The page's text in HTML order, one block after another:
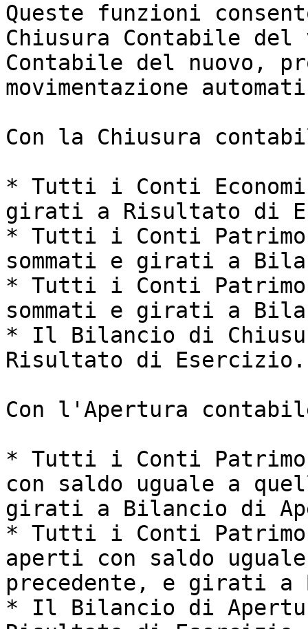
Queste funzioni
Chiusura Contabile del
Contabile del nuovo,
movimentazione
Con la Chiusura
* Tutti i Conti
girati a Risultato di
* Tutti i Conti
sommati e girati a
* Tutti i Conti
sommati e girati a
* Il Bilancio di
Risultato di Esercizio.
Con l'Apertura
* Tutti i Conti
con saldo uguale a
girati a Bilancio di
* Tutti i Conti
aperti con saldo
precedente, e girati a
* Il Bilancio di